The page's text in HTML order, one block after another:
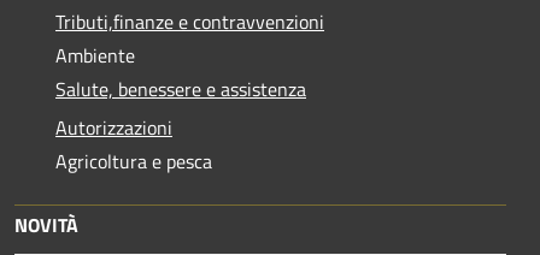
Tributi,finanze e contravvenzioni
Ambiente
Salute, benessere e assistenza
Autorizzazioni
Agricoltura e pesca
NOVITÀ